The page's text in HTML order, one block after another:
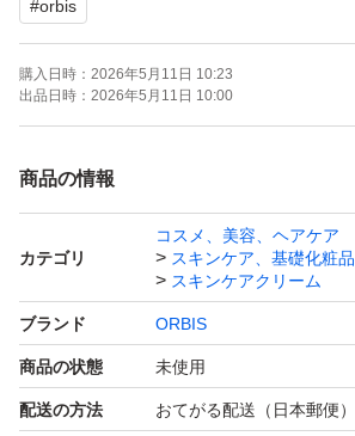
#orbis
購入日時： 2026年5月11日 10:23
出品日時： 2026年5月11日 10:00
商品の情報
カテゴリ
コスメ、美容、ヘアケア
スキンケア、基礎化粧品
スキンケアクリーム
ブランド ORBIS
商品の状態 未使用
配送の方法 おてがる配送（日本郵便）